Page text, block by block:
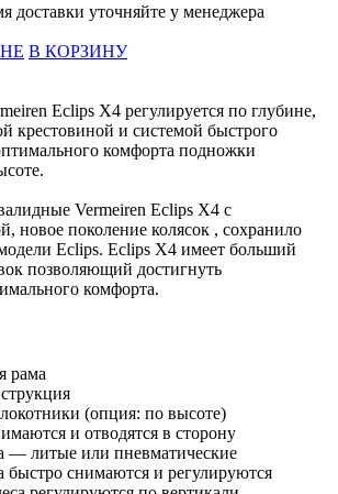
доставки уточняйте у менеджера
В КОРЗИНУ
Eclips X4 регулируется по глубине,
крестовиной и системой быстрого
комфорта подножки
Vermeiren Eclips X4 с
новое поколение колясок , сохранило
Eclips. Eclips Х4 имеет больший
позволяющий достигнуть
комфорта.
рама
(опция: по высоте)
и отводятся в сторону
— литые или пневматические
быстро снимаются и регулируются